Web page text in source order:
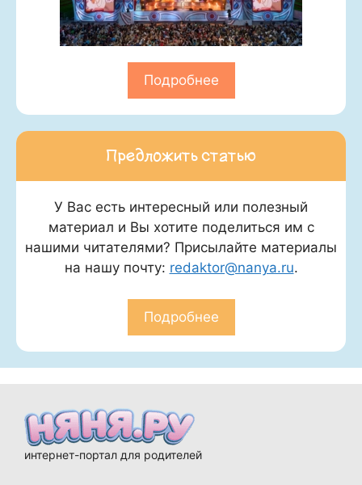
Подробнее
Предложить статью
У Вас есть интересный или полезный
материал и Вы хотите поделиться им с
нашими читателями? Присылайте материалы
на нашу почту: redaktor@nanya.ru.
Подробнее
интернет-портал для родителей